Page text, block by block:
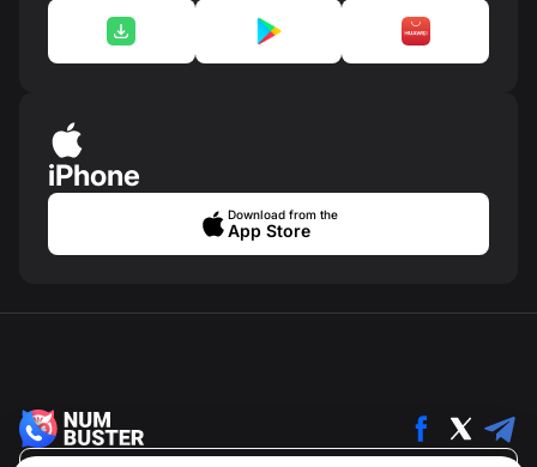
iPhone
Download from the
App Store